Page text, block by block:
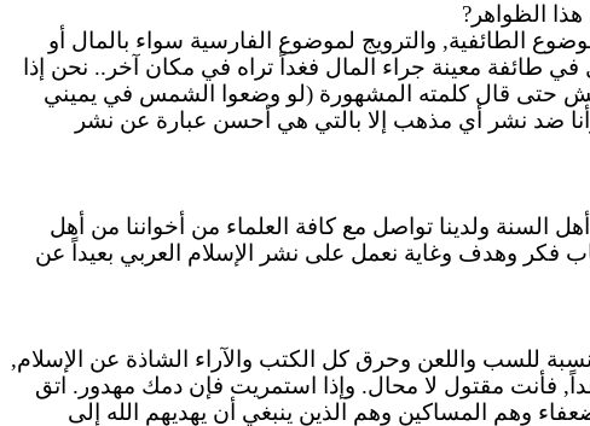
الظواهر?
الطائفية, والترويج لموضوع الفارسية سواء بالمال أو
طائفة معينة جراء المال فغداً تراه في مكان آخر.. نحن إذا
حتى قال كلمته المشهورة (لو وضعوا الشمس في يميني
ضد نشر أي مذهب إلا بالتي هي أحسن عبارة عن نشر
السنة ولدينا تواصل مع كافة العلماء من أخواننا من أهل
فكر وهدف وغاية نعمل على نشر الإسلام العربي بعيداً عن
للسب واللعن وحرق كل الكتب والآراء الشاذة عن الإسلام,
استمريت فإن دمك مهدور. اتق
وهم المساكين وهم الذين ينبغي أن يهديهم الله إلى